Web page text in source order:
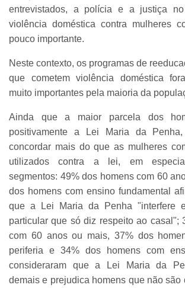
entrevistados, a polícia e a justiça
violência doméstica contra mulheres
pouco importante.
Neste contexto, os programas de
que cometem violência doméstica
muito importantes pela maioria da
Ainda que a maior parcela dos
positivamente a Lei Maria da
concordar mais do que as mulheres
utilizados contra a lei, em
segmentos: 49% dos homens com 60
dos homens com ensino fundamental
que a Lei Maria da Penha "interfere
particular que só diz respeito ao casal";
com 60 anos ou mais, 37% dos
periferia e 34% dos homens com
consideraram que a Lei Maria da
demais e prejudica homens que não são